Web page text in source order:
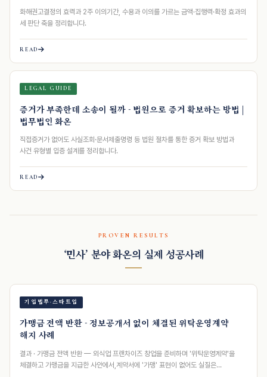
화해권고결정의 효력과 2주 이의기간, 수용과 이의를 가르는 금액·집행력·확정 효과의
세 판단 축을 정리합니다.
READ
LEGAL GUIDE
증거가 부족한데 소송이 될까 - 법원으로 증거 확보하는 방법 |
법무법인 화온
직접증거가 없어도 사실조회·문서제출명령 등 법원 절차를 통한 증거 확보 방법과
사건 유형별 입증 설계를 정리합니다.
READ
PROVEN RESULTS
‘민사’ 분야 화온의 실제 성공사례
기업법무·스타트업
가맹금 전액 반환 - 정보공개서 없이 체결된 위탁운영계약
해지 사례
결과 · 가맹금 전액 반환 — 외식업 프랜차이즈 창업을 준비하며 '위탁운영계약'을
체결하고 가맹금을 지급한 사안에서,계약서에 '가맹' 표현이 없어도 실질은